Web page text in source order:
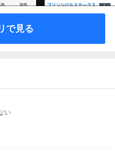
で見る
い